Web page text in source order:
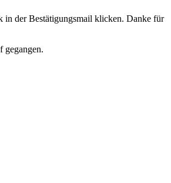
in der Bestätigungsmail klicken. Danke für
gegangen.